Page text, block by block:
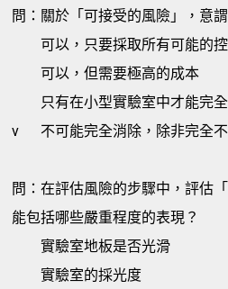
問：關於「可接受的風險」，意
可以，只要採取所有可能的
可以，但需要極高的成本
只有在小型實驗室中才能完
v
不可能完全消除，除非完全
問：在評估風險的步驟中，評估
能包括哪些嚴重程度的表現？
實驗室地板是否光滑
實驗室的採光度